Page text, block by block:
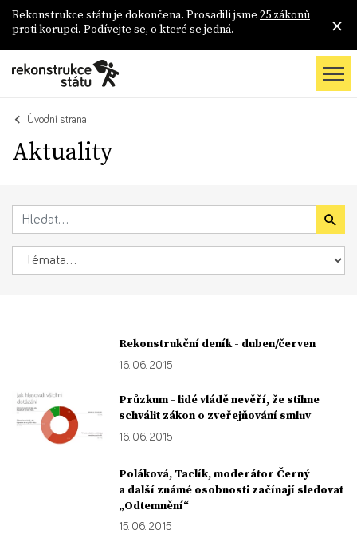
Rekonstrukce státu je dokončena. Prosadili jsme 25 zákonů
proti korupci. Podívejte se, o které se jedná.
Úvodní strana
Aktuality
Rekonstrukční deník - duben/červen
16. 06. 2015
Průzkum - lidé vládě nevěří, že stihne
schválit zákon o zveřejňování smluv
16. 06. 2015
Poláková, Taclík, moderátor Černý
a další známé osobnosti začínají sledovat
„Odtemnění“
15. 06. 2015